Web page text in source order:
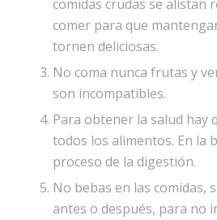
comidas crudas se alistan
comer para que
tornen deliciosas.
No coma nunca frutas y
son incompatibles.
Para obtener la salud hay
todos los alimentos. En la
proceso de la digestión.
No bebas en las comidas,
antes o después, para no